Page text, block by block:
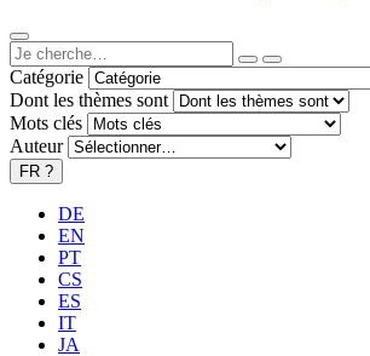
Catégorie
Dont les thèmes sont
Mots clés
Auteur
FR ?
DE
EN
PT
CS
ES
IT
JA